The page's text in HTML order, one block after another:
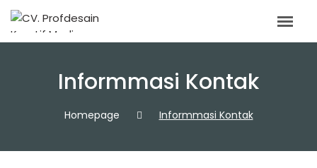
Informmasi Kontak
Homepage Informmasi Kontak